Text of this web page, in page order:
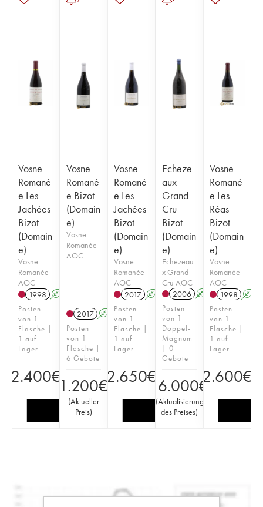
Vosne-
Romané
e Les
Jachées
Bizot
(Domain
e)
Vosne-
Romanée
AOC
1998 A
Posten
von 1
Flasche |
1 auf
Lager
2.400€
Vosne-
Romané
e Bizot
(Domain
e)
Vosne-
Romanée
AOC
2017 A K
Posten
von 1
Flasche |
6 Gebote
1.200€
(Aktueller
Preis)
Vosne-
Romané
e Les
Jachées
Bizot
(Domain
e)
Vosne-
Romanée
AOC
2017 A K
Posten
von 1
Flasche |
1 auf
Lager
2.650€
Echeze
aux
Grand
Cru
Bizot
(Domain
e)
Echezeau
x Grand
Cru AOC
2006 A K
Posten
von 1
Doppel-
Magnum
| 0
Gebote
16.000€
(Aktualisierung
des Preises)
Vosne-
Romané
e Les
Réas
Bizot
(Domain
e)
Vosne-
Romanée
AOC
1998 A
Posten
von 1
Flasche |
1 auf
Lager
2.600€